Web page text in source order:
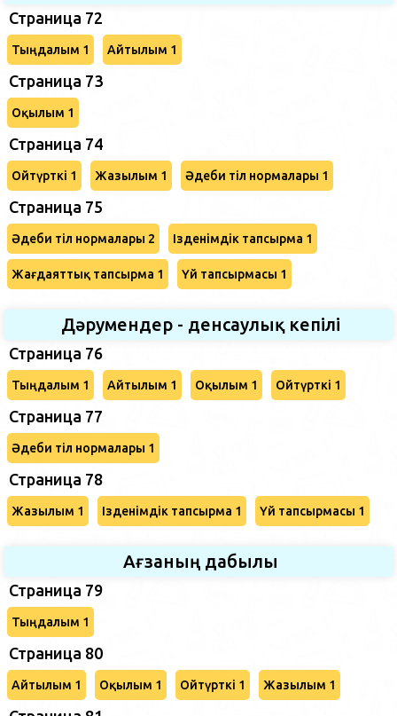
Страница 72
Тыңдалым 1 Айтылым 1
Страница 73
Оқылым 1
Страница 74
Ойтүрткі 1 Жазылым 1 Әдеби тіл нормалары 1
Страница 75
Әдеби тіл нормалары 2 Ізденімдік тапсырма 1
Жағдаяттық тапсырма 1 Үй тапсырмасы 1
Дәрумендер - денсаулық кепілі
Страница 76
Тыңдалым 1 Айтылым 1 Оқылым 1 Ойтүрткі 1
Страница 77
Әдеби тіл нормалары 1
Страница 78
Жазылым 1 Ізденімдік тапсырма 1 Үй тапсырмасы 1
Ағзаның дабылы
Страница 79
Тыңдалым 1
Страница 80
Айтылым 1 Оқылым 1 Ойтүрткі 1 Жазылым 1